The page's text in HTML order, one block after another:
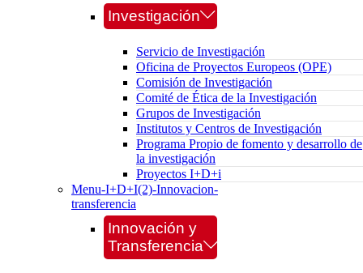
Investigación
Servicio de Investigación
Oficina de Proyectos Europeos (OPE)
Comisión de Investigación
Comité de Ética de la Investigación
Grupos de Investigación
Institutos y Centros de Investigación
Programa Propio de fomento y desarrollo de
la investigación
Proyectos I+D+i
Menu-I+D+I(2)-Innovacion-
transferencia
Innovación y
Transferencia